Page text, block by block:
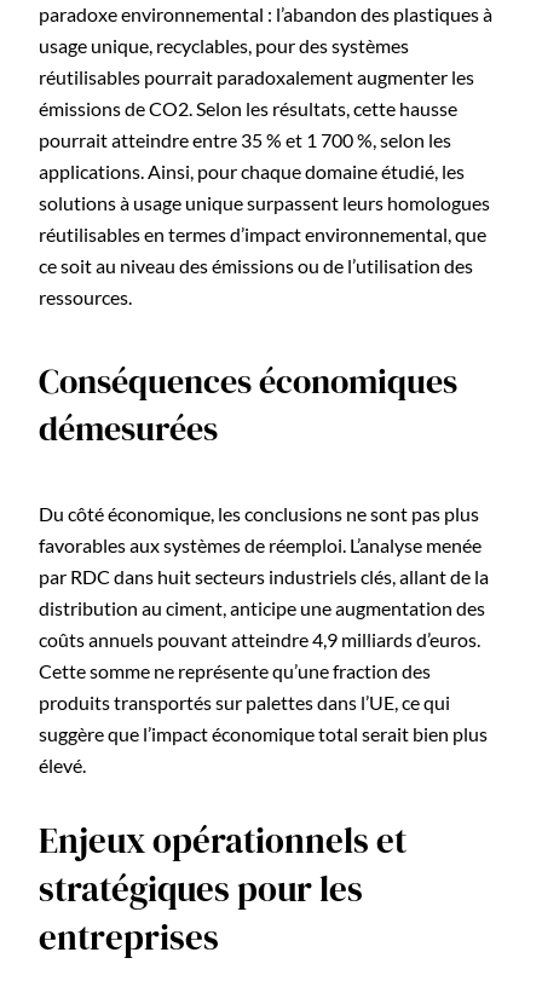
paradoxe environnemental : l’abandon des plastiques à
usage unique, recyclables, pour des systèmes
réutilisables pourrait paradoxalement augmenter les
émissions de CO2. Selon les résultats, cette hausse
pourrait atteindre entre 35 % et 1 700 %, selon les
applications. Ainsi, pour chaque domaine étudié, les
solutions à usage unique surpassent leurs homologues
réutilisables en termes d’impact environnemental, que
ce soit au niveau des émissions ou de l’utilisation des
ressources.
Conséquences économiques
démesurées
Du côté économique, les conclusions ne sont pas plus
favorables aux systèmes de réemploi. L’analyse menée
par RDC dans huit secteurs industriels clés, allant de la
distribution au ciment, anticipe une augmentation des
coûts annuels pouvant atteindre 4,9 milliards d’euros.
Cette somme ne représente qu’une fraction des
produits transportés sur palettes dans l’UE, ce qui
suggère que l’impact économique total serait bien plus
élevé.
Enjeux opérationnels et
stratégiques pour les
entreprises